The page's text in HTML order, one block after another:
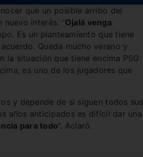
que un posible arribo del
interés. “Ojalá venga
Es un planteamiento que tiene
Queda mucho verano y
situación que tiene encima PSG
es uno de los jugadores que
y depende de si siguen todos sus
años anticipados es difícil dar una
para todo”. Aclaró.